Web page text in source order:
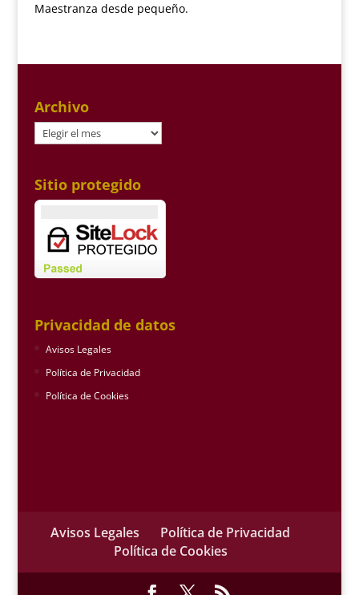
Maestranza desde pequeño.
Archivo
Archivo
Sitio protegido
Privacidad de datos
Avisos Legales
Política de Privacidad
Política de Cookies
Avisos Legales
Política de Privacidad
Política de Cookies